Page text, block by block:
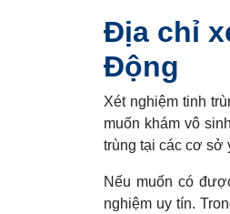
Địa chỉ
Động
Xét nghiệm tinh
muốn khám vô
trùng tại các cơ sở
Nếu muốn có
nghiệm uy tín.